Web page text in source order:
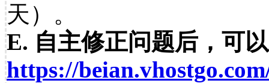
天）。
E. 自主修正问题后，可
https://